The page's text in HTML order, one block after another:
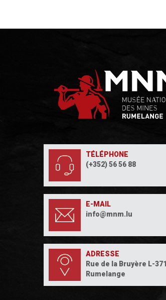
TÉLÉPHONE
(+352) 56 56 88
E-MAIL
info@mnm.lu
ADRESSE
Rue de la Bruyère L-
Rumelange